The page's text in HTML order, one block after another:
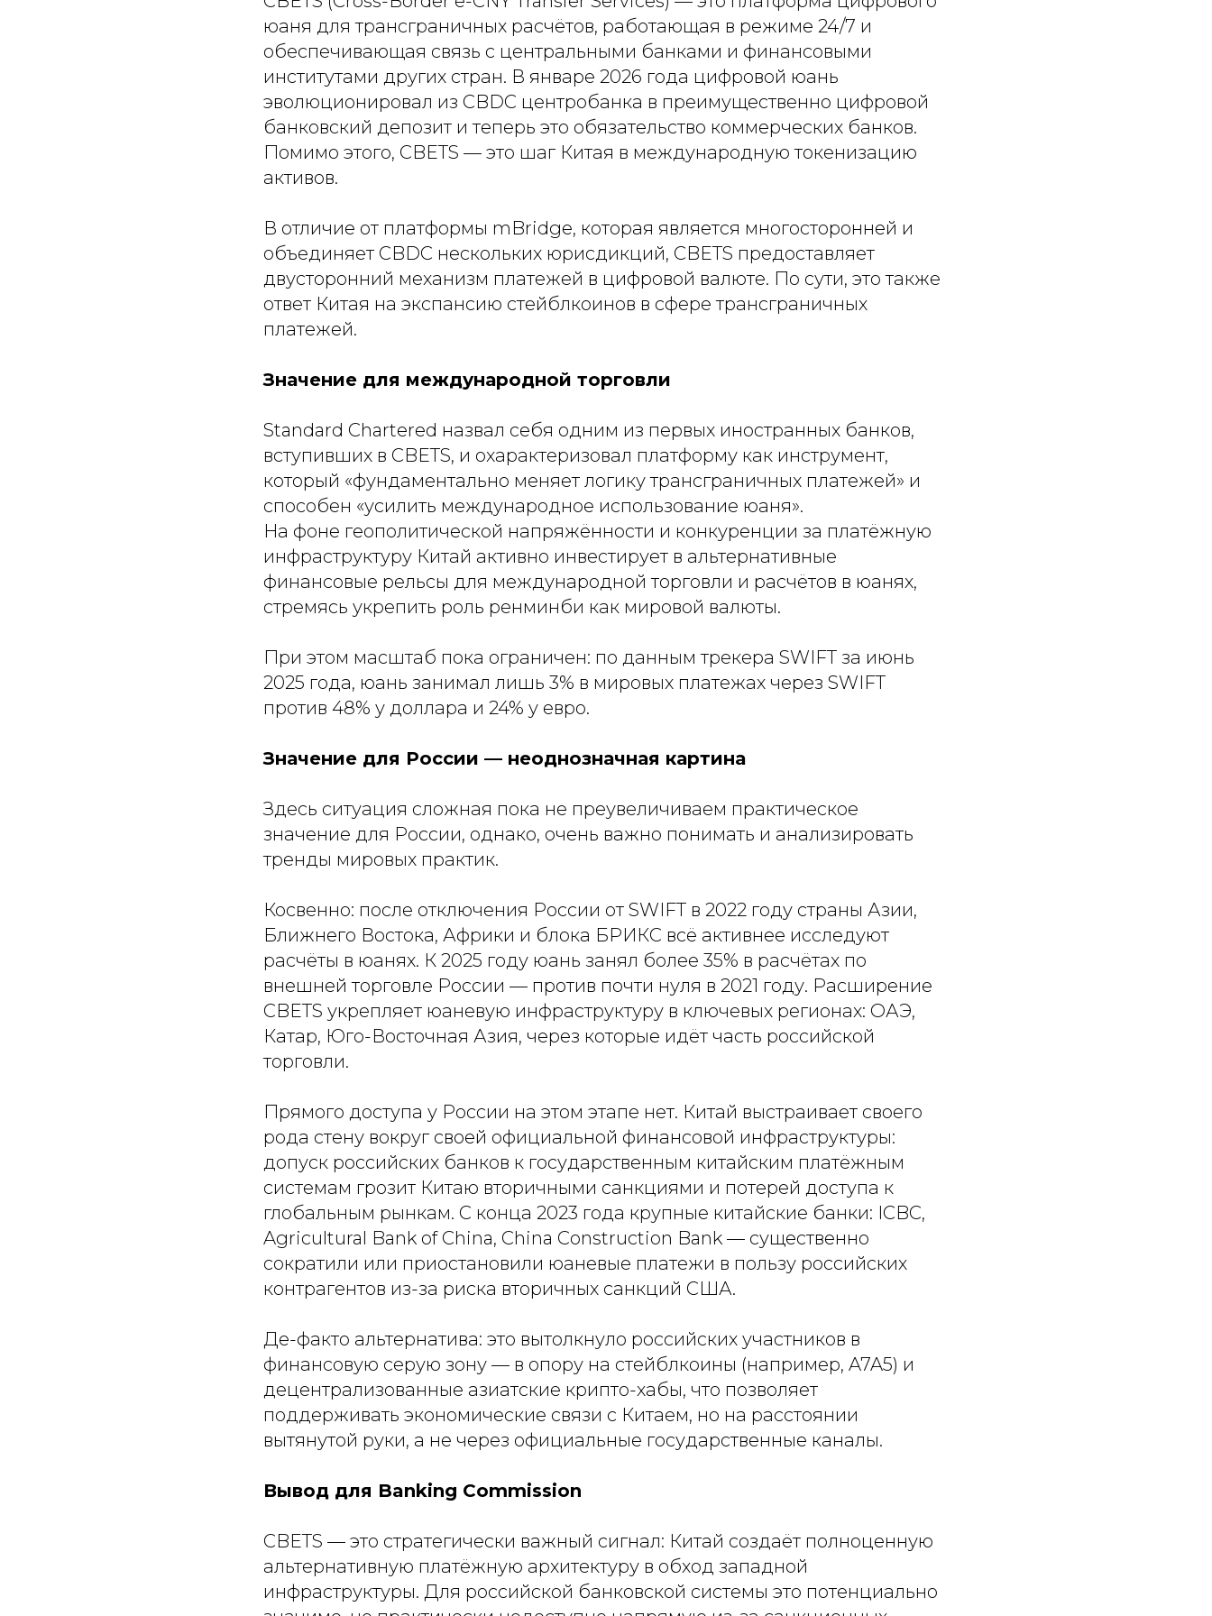
юаня для трансграничных расчётов, работающая в режиме 24/7 и
обеспечивающая связь с центральными банками и финансовыми
институтами других стран. В январе 2026 года цифровой юань
эволюционировал из CBDC центробанка в преимущественно цифровой
банковский депозит и теперь это обязательство коммерческих банков.
Помимо этого, CBETS — это шаг Китая в международную токенизацию
активов.
В отличие от платформы mBridge, которая является многосторонней и
объединяет CBDC нескольких юрисдикций, CBETS предоставляет
двусторонний механизм платежей в цифровой валюте. По сути, это также
ответ Китая на экспансию стейблкоинов в сфере трансграничных
платежей.
Значение для международной торговли
Standard Chartered назвал себя одним из первых иностранных банков,
вступивших в CBETS, и охарактеризовал платформу как инструмент,
который «фундаментально меняет логику трансграничных платежей» и
способен «усилить международное использование юаня».
На фоне геополитической напряжённости и конкуренции за платёжную
инфраструктуру Китай активно инвестирует в альтернативные
финансовые рельсы для международной торговли и расчётов в юанях,
стремясь укрепить роль ренминби как мировой валюты.
При этом масштаб пока ограничен: по данным трекера SWIFT за июнь
2025 года, юань занимал лишь 3% в мировых платежах через SWIFT
против 48% у доллара и 24% у евро.
Значение для России — неоднозначная картина
Здесь ситуация сложная пока не преувеличиваем практическое
значение для России, однако, очень важно понимать и анализировать
тренды мировых практик.
Косвенно: после отключения России от SWIFT в 2022 году страны Азии,
Ближнего Востока, Африки и блока БРИКС всё активнее исследуют
расчёты в юанях. К 2025 году юань занял более 35% в расчётах по
внешней торговле России — против почти нуля в 2021 году. Расширение
CBETS укрепляет юаневую инфраструктуру в ключевых регионах: ОАЭ,
Катар, Юго-Восточная Азия, через которые идёт часть российской
торговли.
Прямого доступа у России на этом этапе нет. Китай выстраивает своего
рода стену вокруг своей официальной финансовой инфраструктуры:
допуск российских банков к государственным китайским платёжным
системам грозит Китаю вторичными санкциями и потерей доступа к
глобальным рынкам. С конца 2023 года крупные китайские банки: ICBC,
Agricultural Bank of China, China Construction Bank — существенно
сократили или приостановили юаневые платежи в пользу российских
контрагентов из-за риска вторичных санкций США.
Де-факто альтернатива: это вытолкнуло российских участников в
финансовую серую зону — в опору на стейблкоины (например, A7A5) и
децентрализованные азиатские крипто-хабы, что позволяет
поддерживать экономические связи с Китаем, но на расстоянии
вытянутой руки, а не через официальные государственные каналы.
Вывод для Banking Commission
CBETS — это стратегически важный сигнал: Китай создаёт полноценную
альтернативную платёжную архитектуру в обход западной
инфраструктуры. Для российской банковской системы это потенциально